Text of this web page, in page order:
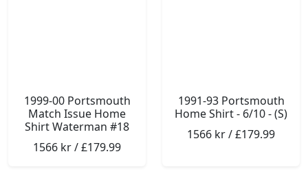
1999-00 Portsmouth
Match Issue Home
Shirt Waterman #18
1566 kr / £179.99
1991-93 Portsmouth
Home Shirt - 6/10 - (S)
1566 kr / £179.99